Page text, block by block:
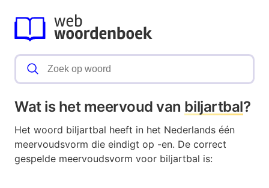
Wat is het meervoud van biljartbal?
Het woord biljartbal heeft in het Nederlands één
meervoudsvorm die eindigt op -en. De correct
gespelde meervoudsvorm voor biljartbal is: